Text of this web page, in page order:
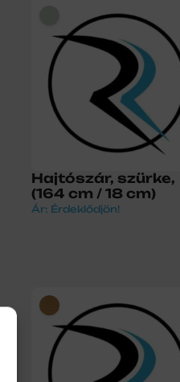
Hajtószár, szürke,
(164 cm / 18 cm)
Ár: Érdeklődjön!